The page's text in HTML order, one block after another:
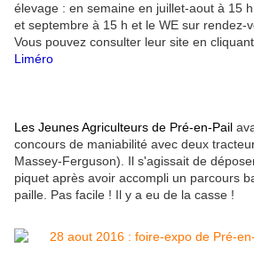
élevage : en semaine en juillet-aout à 15
et septembre à 15 h et le WE sur rendez-
Vous pouvez consulter leur site en
Liméro
Les Jeunes Agriculteurs de Pré-en-Pail
concours de maniabilité avec deux
Massey-Ferguson). Il s'agissait de
piquet après avoir accompli un parcours
paille. Pas facile ! Il y a eu de la casse !